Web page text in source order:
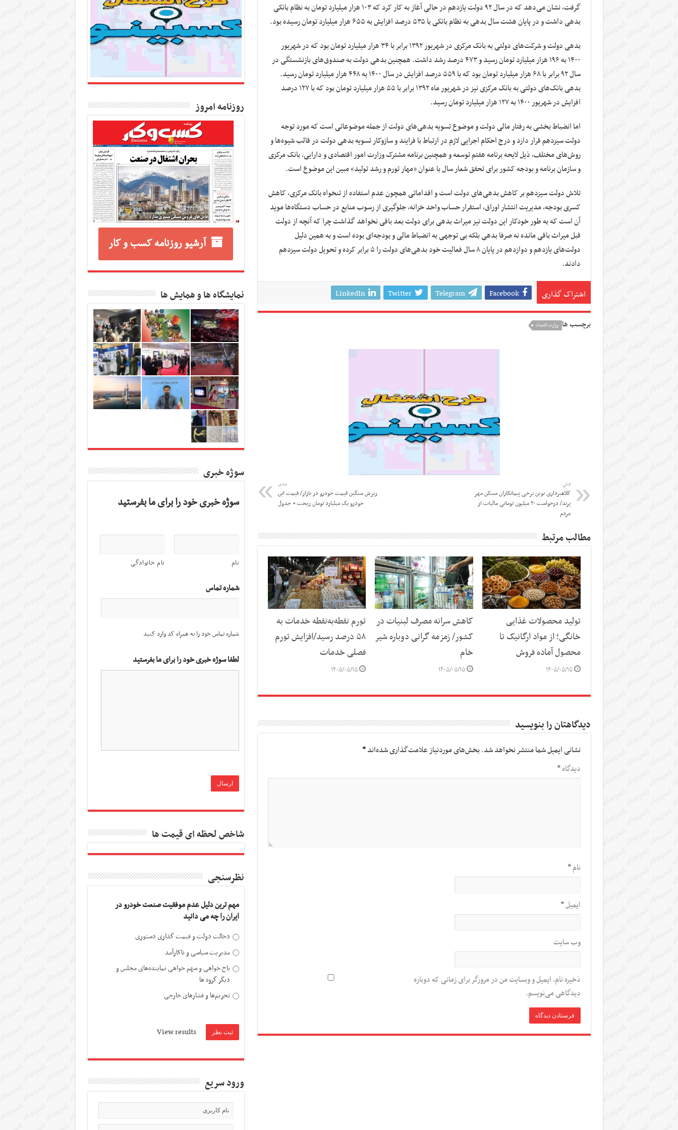
گرفت، نشان می‌دهد که در سال ۹۲ دولت یازدهم در حالی آغاز به کار کرد که ۱۰۳ هزار میلیارد تومان به نظام بانکی
بدهی داشت و در پایان هشت سال بدهی به نظام بانکی با ۵۳۵ درصد افزایش به ۶۵۵ هزار میلیارد تومان رسیده بود.
بدهی دولت و شرکت‌های دولتی به بانک مرکزی در شهریور ۱۳۹۲ برابر با ۳۴ هزار میلیارد تومان بود که در شهریور
۱۴۰۰ به ۱۹۶ هزار میلیارد تومان رسید و ۴۷۳ درصد رشد داشت. همچنین بدهی دولت به صندوق‌های بازنشستگی در
سال ۹۲ برابر با ۶۸ هزار میلیارد تومان بود که با ۵۵۹ درصد افزایش در سال ۱۴۰۰ به ۴۴۸ هزار میلیارد تومان رسید.
بدهی بانک‌های دولتی به بانک مرکزی نیز در شهریور ماه ۱۳۹۲ برابر با ۵۵ هزار میلیارد تومان بود که با ۱۲۷ درصد
افزایش در شهریور ۱۴۰۰ به ۱۲۷ هزار میلیارد تومان رسید.
اما انضباط بخشی به رفتار مالی دولت و موضوع تسویه بدهی‌های دولت از جمله موضوعاتی است که مورد توجه
دولت سیزدهم قرار دارد و درج احکام اجرایی لازم در ارتباط با فرایند و سازوکار تسویه بدهی دولت در قالب شیوه‌ها و
روش‌های مختلف، ذیل لایحه برنامه هفتم توسعه و همچنین برنامه مشترک وزارت امور اقتصادی و دارایی، بانک مرکزی
و سازمان برنامه و بودجه کشور برای تحقق شعار سال با عنوان «مهار تورم و رشد تولید» مبین این موضوع است.
تلاش دولت سیزدهم بر کاهش بدهی‌های دولت است و اقداماتی همچون عدم استفاده از تنخواه بانک مرکزی، کاهش
کسری بودجه، مدیریت انتشار اوراق، استقرار حساب واحد خزانه، جلوگیری از رسوب منابع در حساب دستگاه‌ها موید
آن است که به طور خودکار این دولت نیز میراث بدهی برای دولت بعد باقی نخواهد گذاشت چرا که آنچه از دولت
قبل میراث باقی مانده نه صرفا بدهی بلکه بی توجهی به انضباط مالی و بودجه‌ای بوده است و به همین دلیل
دولت‌های یازدهم و دوازدهم در پایان ۸ سال فعالیت خود بدهی‌های دولت را ۵ برابر کرده و تحویل دولت سیزدهم
دادند.
اشتراک گذاری Facebook
Telegram
Twitter
LinkedIn
برچسب ها وزارت اقتصاد
قبلی
کلاهبرداری نوین برخی پیمانکاران مسکن مهر
پرند/ درخواست ۲۰ میلیون تومانی مالیات از
مردم
بعدی
ریزش سنگین قیمت خودرو در بازار/ قیمت این
خودرو یک میلیارد تومان ریخت + جدول
مطالب مرتبط
تولید محصولات غذایی
خانگی؛ از مواد ارگانیک تا
محصول آماده فروش
۱۴۰۵/۰۵/۱۵
کاهش سرانه مصرف لبنیات در
کشور/ زمزمه گرانی دوباره شیر
خام
۱۴۰۵/۰۵/۱۵
تورم نقطه‌به‌نقطه خدمات به
۵۸ درصد رسید/افزایش تورم
فصلی خدمات
۱۴۰۵/۰۵/۱۵
دیدگاهتان را بنویسید
نشانی ایمیل شما منتشر نخواهد شد.بخش‌های موردنیاز علامت‌گذاری شده‌اند*
دیدگاه*
نام*
ایمیل*
وب‌ سایت
ذخیره نام، ایمیل و وبسایت من در مرورگر برای زمانی که دوباره
دیدگاهی می‌نویسم.
روزنامه امروز
آرشیو روزنامه کسب و کار
نمایشگاه ها و همایش ها
سوژه خبری
سوژه خبری خود را برای ما بفرستید
نام نام خانوادگی
شماره تماس
شماره تماس خود را به همراه کد وارد کنید
لطفا سوژه خبری خود را برای ما بفرستید
شاخص لحظه ای قیمت ها
نظرسنجی
مهم ترین دلیل عدم موفقیت صنعت خودرو در
ایران را چه می دانید
دخالت دولت و قیمت گذاری دستوری
مدیریت سیاسی و ناکارآمد
باج خواهی و سهم خواهی نماینده‌های مجلس و
دیگر گروه ها
تحریم‌ها و فشارهای خارجی
View results
ورود سریع